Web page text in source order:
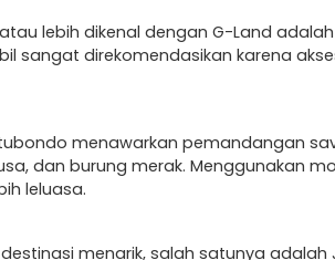
lebih dikenal dengan G-Land
sangat direkomendasikan karena
menawarkan pemandangan
dan burung merak. Menggunakan
leluasa.
menarik, salah satunya